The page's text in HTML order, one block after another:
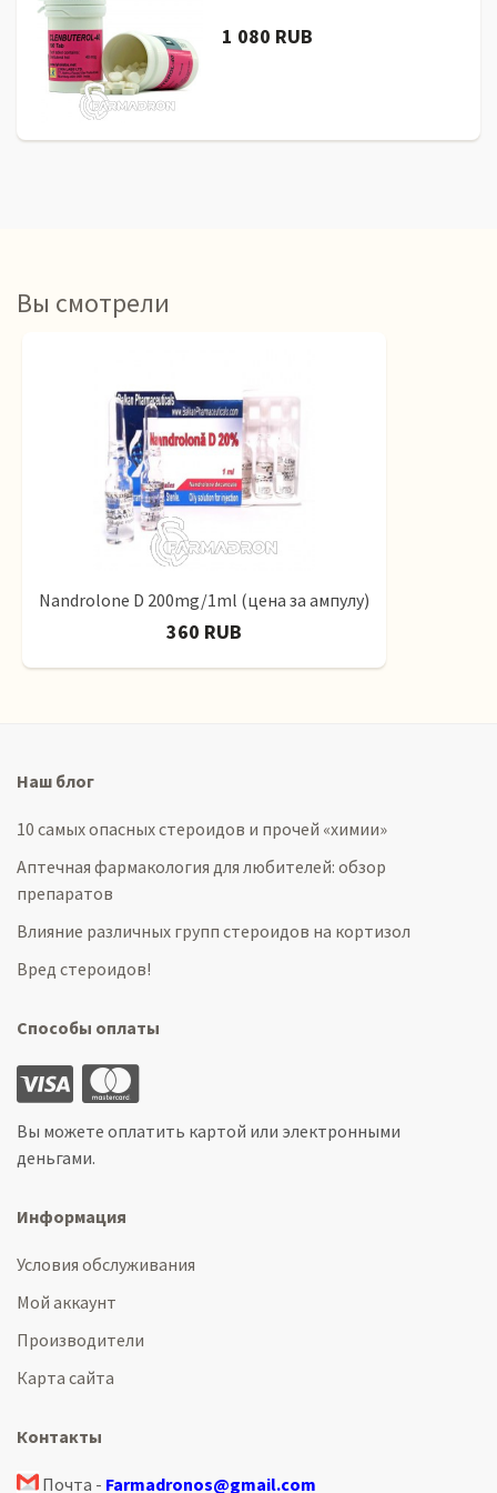
1 080 RUB
Вы смотрели
Nandrolone D 200mg/1ml (цена за ампулу)
360 RUB
Наш блог
10 самых опасных стероидов и прочей «химии»
Аптечная фармакология для любителей: обзор
препаратов
Влияние различных групп стероидов на кортизол
Вред стероидов!
Способы оплаты
Вы можете оплатить картой или электронными
деньгами.
Информация
Условия обслуживания
Мой аккаунт
Производители
Карта сайта
Контакты
Почта - Farmadronos@gmail.com